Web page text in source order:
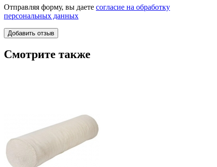
Отправляя форму, вы даете согласие на обработку
персональных данных
Смотрите также